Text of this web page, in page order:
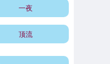
一夜
顶流